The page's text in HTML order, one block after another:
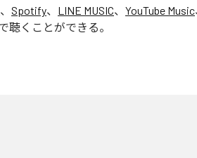
、 Spotify、 LINE MUSIC、 YouTube Music
聴くことができる。